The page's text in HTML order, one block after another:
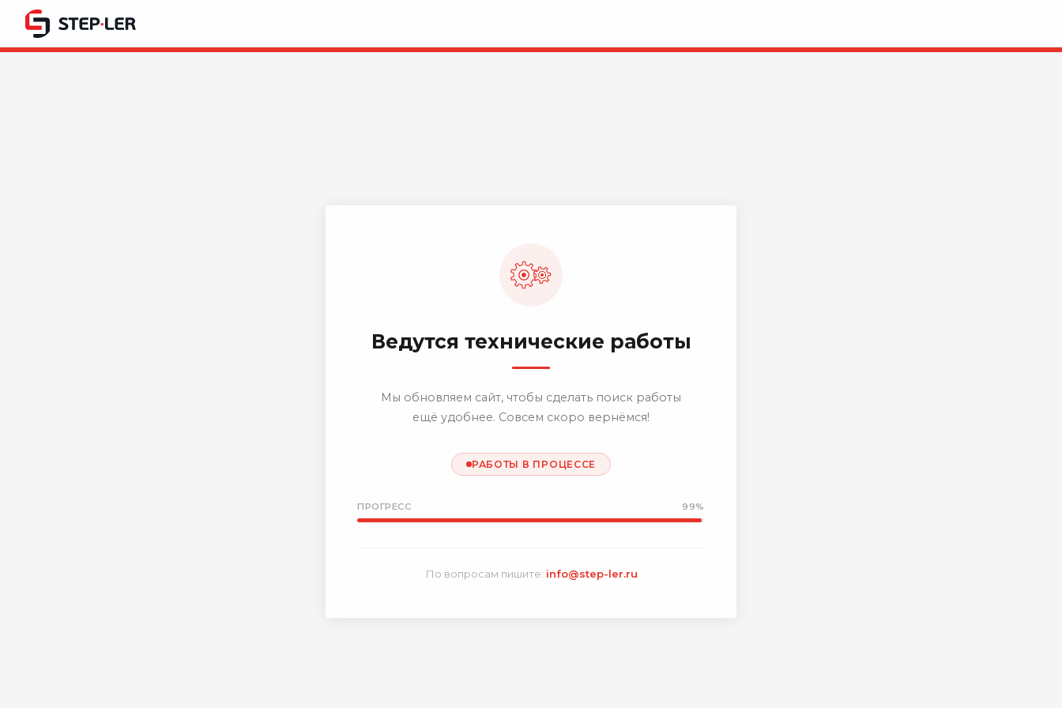
Ведутся технические работы
Мы обновляем сайт, чтобы сделать поиск работы
ещё удобнее. Совсем скоро вернёмся!
РАБОТЫ В ПРОЦЕССЕ
ПРОГРЕСС 99%
По вопросам пишите: info@step-ler.ru